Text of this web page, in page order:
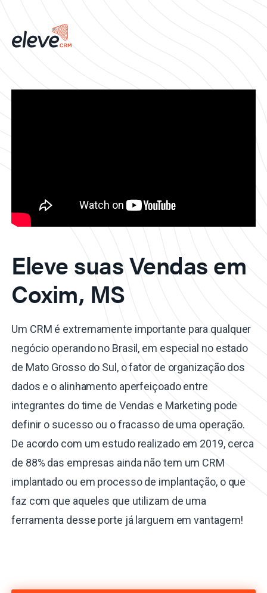
Eleve suas Vendas em
Coxim, MS
Um CRM é extremamente importante para qualquer
negócio operando no Brasil, em especial no estado
de Mato Grosso do Sul, o fator de organização dos
dados e o alinhamento aperfeiçoado entre
integrantes do time de Vendas e Marketing pode
definir o sucesso ou o fracasso de uma operação.
De acordo com um estudo realizado em 2019, cerca
de 88% das empresas ainda não tem um CRM
implantado ou em processo de implantação, o que
faz com que aqueles que utilizam de uma
ferramenta desse porte já larguem em vantagem!